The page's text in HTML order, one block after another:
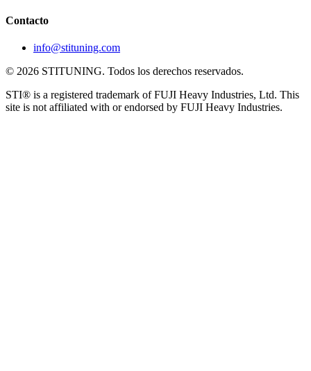
Contacto
info@stituning.com
© 2026 STITUNING. Todos los derechos reservados.
STI® is a registered trademark of FUJI Heavy Industries, Ltd. This
site is not affiliated with or endorsed by FUJI Heavy Industries.